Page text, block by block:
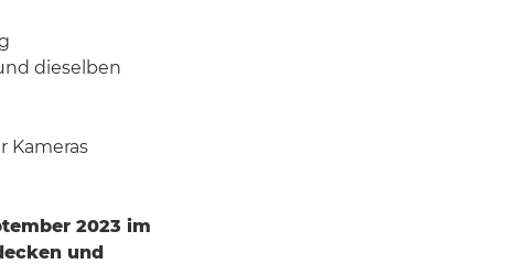
dieselben
Kameras
2023 im
und